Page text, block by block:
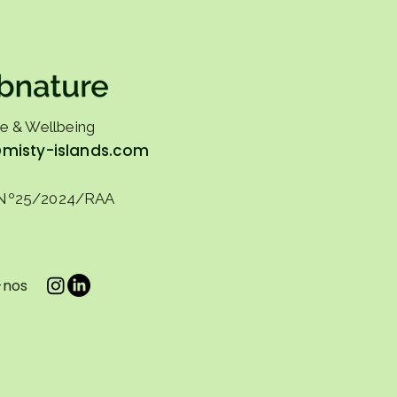
& Wellbeing
islands.com
2024/RAA